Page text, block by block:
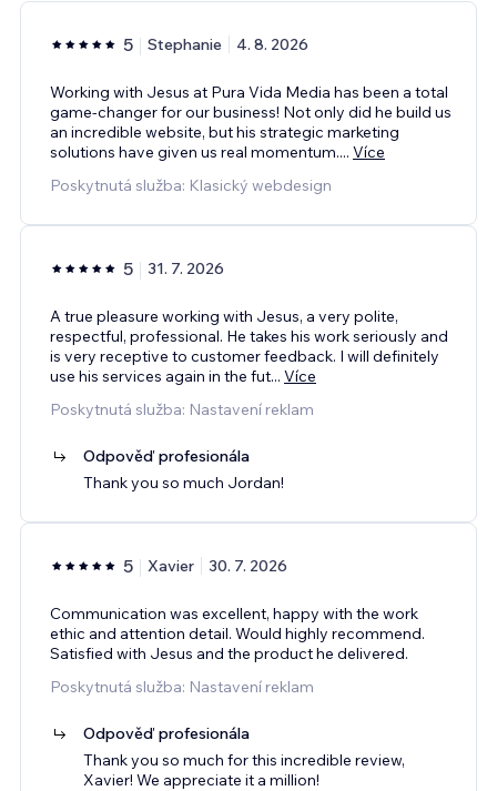
5 Stephanie 4. 8. 2026
Working with Jesus at Pura Vida Media has been a total
game-changer for our business! Not only did he build us
an incredible website, but his strategic marketing
solutions have given us real momentum.... Více
Poskytnutá služba: Klasický webdesign
5 31. 7. 2026
A true pleasure working with Jesus, a very polite,
respectful, professional. He takes his work seriously and
is very receptive to customer feedback. I will definitely
use his services again in the fut... Více
Poskytnutá služba: Nastavení reklam
Odpověď profesionála
Thank you so much Jordan!
5 Xavier 30. 7. 2026
Communication was excellent, happy with the work
ethic and attention detail. Would highly recommend.
Satisfied with Jesus and the product he delivered.
Poskytnutá služba: Nastavení reklam
Odpověď profesionála
Thank you so much for this incredible review,
Xavier! We appreciate it a million!